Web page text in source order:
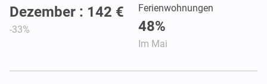
Dezember : 142 €
-33%
Ferienwohnungen
48%
Im Mai